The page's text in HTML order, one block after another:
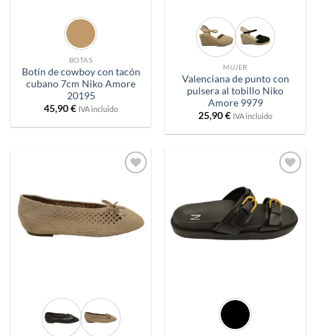
BOTAS
Botín de cowboy con tacón
cubano 7cm Niko Amore
20195
45,90€ IVA incluido
MUJER
Valenciana de punto con
pulsera al tobillo Niko
Amore 9979
25,90€ IVA incluido
deseos